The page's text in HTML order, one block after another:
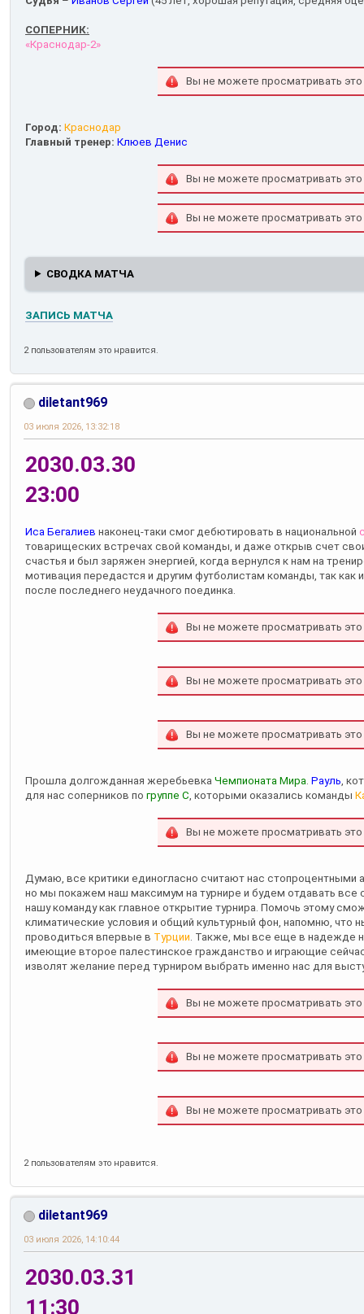
СОПЕРНИК:
«Краснодар-2»
Вы не можете просматривать
Город: Краснодар
Главный тренер: Клюев Денис
Вы не можете просматривать
Вы не можете просматривать
СВОДКА МАТЧА
ЗАПИСЬ МАТЧА
2 пользователям это нравится.
diletant969
03 июля 2026, 13:32:18
2030.03.30
23:00
Иса Бегалиев наконец-таки смог дебютировать в национальной
товарищеских встречах свой команды, и даже открыв счет
счастья и был заряжен энергией, когда вернулся к нам на
мотивация передастся и другим футболистам команды, так как
после последнего неудачного поединка.
Вы не можете просматривать
Вы не можете просматривать
Вы не можете просматривать
Прошла долгожданная жеребьевка Чемпионата Мира. Рауль,
для нас соперников по группе С, которыми оказались команды
Вы не можете просматривать
Думаю, все критики единогласно считают нас стопроцентными
но мы покажем наш максимум на турнире и будем отдавать
нашу команду как главное открытие турнира. Помочь этому
климатические условия и общий культурный фон, напомню, что
проводиться впервые в Турции. Также, мы все еще в надежде
имеющие второе палестинское гражданство и играющие
изволят желание перед турниром выбрать именно нас для
Вы не можете просматривать
Вы не можете просматривать
Вы не можете просматривать
2 пользователям это нравится.
diletant969
03 июля 2026, 14:10:44
2030.03.31
11:30